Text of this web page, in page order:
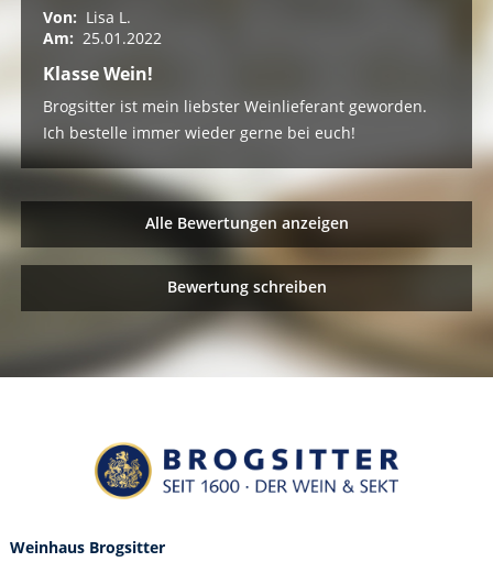
Von: Lisa L.
Am: 25.01.2022
Klasse Wein!
Brogsitter ist mein liebster Weinlieferant geworden.
Ich bestelle immer wieder gerne bei euch!
Alle Bewertungen anzeigen
Bewertung schreiben
Weinhaus Brogsitter